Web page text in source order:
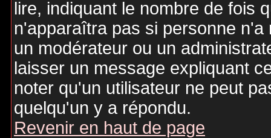
lire, indiquant le nombre de fois
n'apparaîtra pas si personne
un modérateur ou un
laisser un message expliquant
noter qu'un utilisateur ne peut
quelqu'un y a répondu.
Revenir en haut de page